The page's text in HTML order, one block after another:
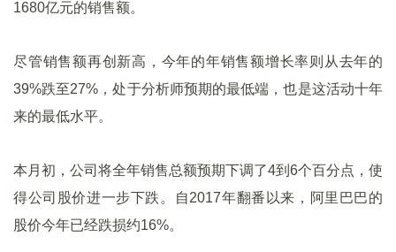
1680亿元的销售额。
尽管销售额再创新高，今年的年销售额增长率则从去年的
39%跌至27%，处于分析师预期的最低端，也是这活动十年
来的最低水平。
本月初，公司将全年销售总额预期下调了4到6个百分点，使
得公司股价进一步下跌。自2017年翻番以来，阿里巴巴的
股价今年已经跌损约16%。